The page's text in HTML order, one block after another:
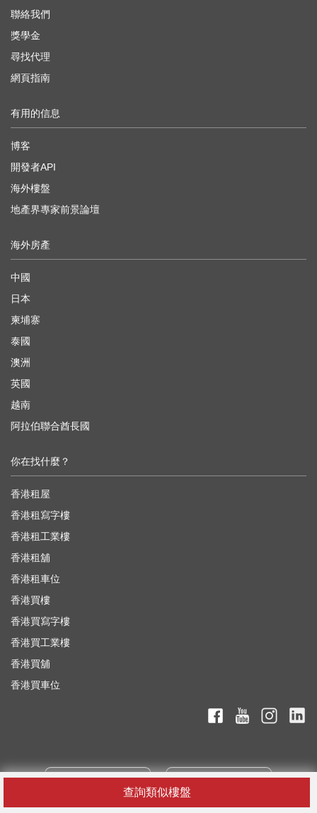
查詢類似樓盤
聯絡我們
獎學金
尋找代理
網頁指南
有用的信息
博客
開發者API
海外樓盤
地產界專家前景論壇
海外房產
中國
日本
柬埔寨
泰國
澳洲
英國
越南
阿拉伯聯合酋長國
你在找什麼？
香港租屋
香港租寫字樓
香港租工業樓
香港租舖
香港租車位
香港買樓
香港買寫字樓
香港買工業樓
香港買舖
香港買車位